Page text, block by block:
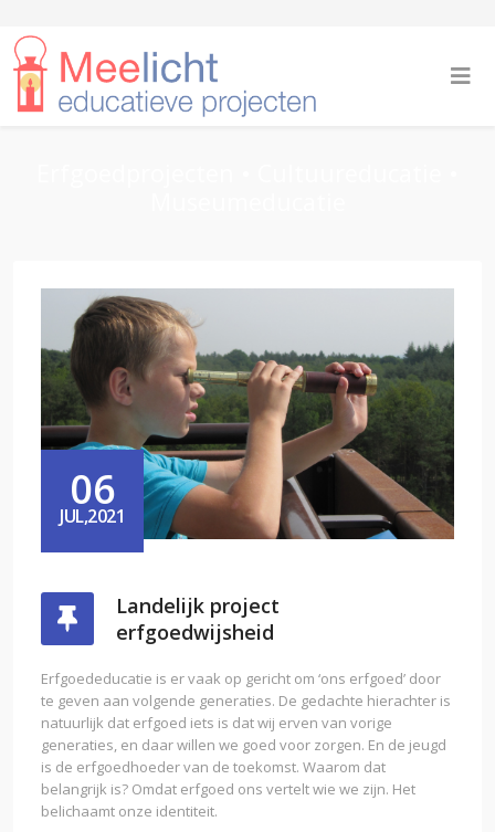
06
JUL,2021
Landelijk project
erfgoedwijsheid
Erfgoededucatie is er vaak op gericht om ‘ons erfgoed’ door
te geven aan volgende generaties. De gedachte hierachter is
natuurlijk dat erfgoed iets is dat wij erven van vorige
generaties, en daar willen we goed voor zorgen. En de jeugd
is de erfgoedhoeder van de toekomst. Waarom dat
belangrijk is? Omdat erfgoed ons vertelt wie we zijn. Het
belichaamt onze identiteit.